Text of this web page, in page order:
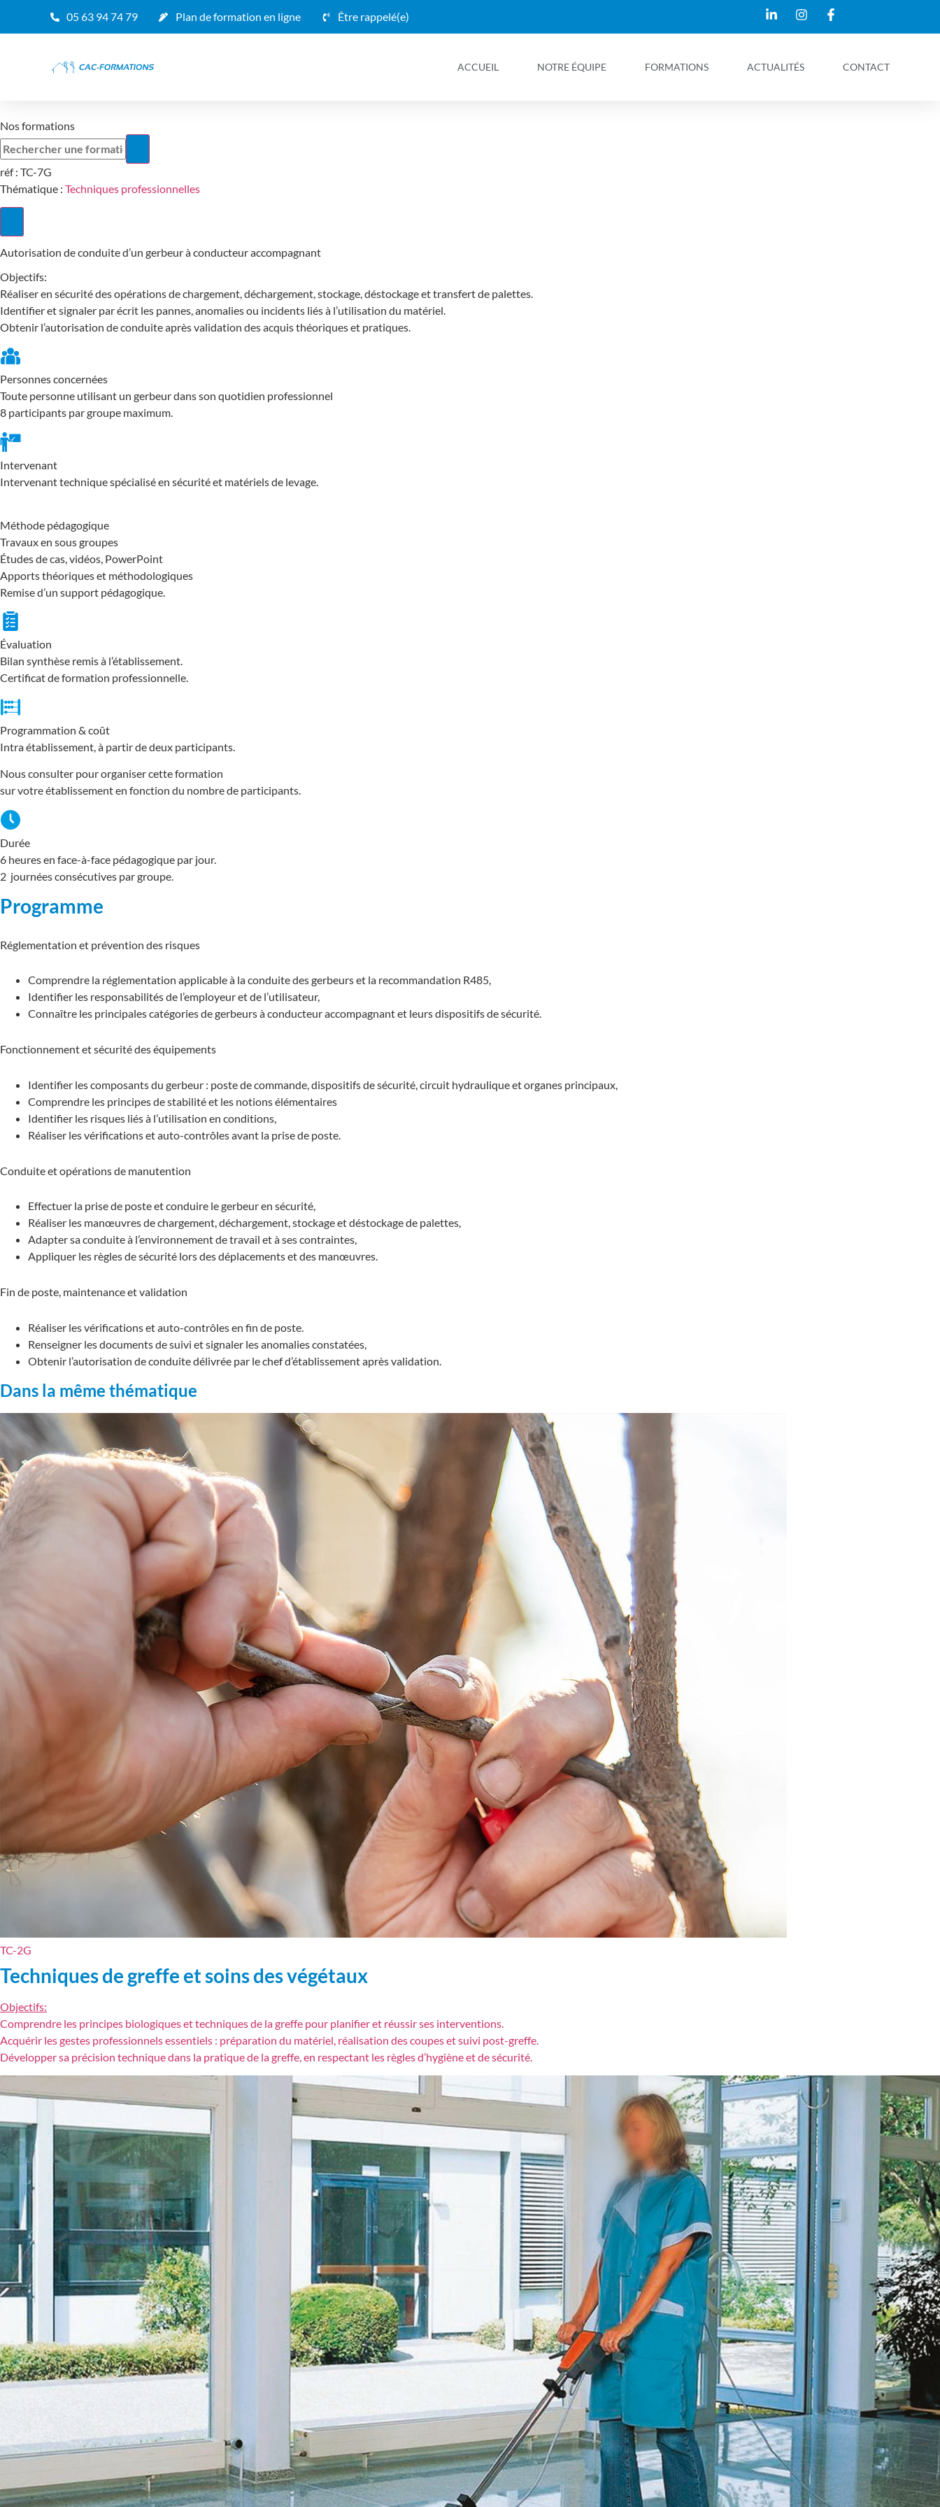
05 63 94 74 79 Plan de formation en ligne Être rappelé(e)
ACCUEIL NOTRE ÉQUIPE FORMATIONS ACTUALITÉS CONTACT
Nos formations
réf : TC-7G
Thématique : Techniques professionnelles
Autorisation de conduite d’un gerbeur à conducteur accompagnant
Objectifs:
Réaliser en sécurité des opérations de chargement, déchargement, stockage, déstockage et transfert de palettes.
Identifier et signaler par écrit les pannes, anomalies ou incidents liés à l’utilisation du matériel.
Obtenir l’autorisation de conduite après validation des acquis théoriques et pratiques.
Personnes concernées
Toute personne utilisant un gerbeur dans son quotidien professionnel
8 participants par groupe maximum.
Intervenant
Intervenant technique spécialisé en sécurité et matériels de levage.
Méthode pédagogique
Travaux en sous groupes
Études de cas, vidéos, PowerPoint
Apports théoriques et méthodologiques
Remise d’un support pédagogique.
Évaluation
Bilan synthèse remis à l’établissement.
Certificat de formation professionnelle.
Programmation & coût
Intra établissement, à partir de deux participants.
Nous consulter pour organiser cette formation
sur votre établissement en fonction du nombre de participants.
Durée
6 heures en face-à-face pédagogique par jour.
2 journées consécutives par groupe.
Programme
Réglementation et prévention des risques
Comprendre la réglementation applicable à la conduite des gerbeurs et la recommandation R485,
Identifier les responsabilités de l’employeur et de l’utilisateur,
Connaître les principales catégories de gerbeurs à conducteur accompagnant et leurs dispositifs de sécurité.
Fonctionnement et sécurité des équipements
Identifier les composants du gerbeur : poste de commande, dispositifs de sécurité, circuit hydraulique et organes principaux,
Comprendre les principes de stabilité et les notions élémentaires
Identifier les risques liés à l’utilisation en conditions,
Réaliser les vérifications et auto-contrôles avant la prise de poste.
Conduite et opérations de manutention
Effectuer la prise de poste et conduire le gerbeur en sécurité,
Réaliser les manœuvres de chargement, déchargement, stockage et déstockage de palettes,
Adapter sa conduite à l’environnement de travail et à ses contraintes,
Appliquer les règles de sécurité lors des déplacements et des manœuvres.
Fin de poste, maintenance et validation
Réaliser les vérifications et auto-contrôles en fin de poste.
Renseigner les documents de suivi et signaler les anomalies constatées,
Obtenir l’autorisation de conduite délivrée par le chef d’établissement après validation.
Dans la même thématique
TC-2G
Techniques de greffe et soins des végétaux
Objectifs:
Comprendre les principes biologiques et techniques de la greffe pour planifier et réussir ses interventions.
Acquérir les gestes professionnels essentiels : préparation du matériel, réalisation des coupes et suivi post-greffe.
Développer sa précision technique dans la pratique de la greffe, en respectant les règles d’hygiène et de sécurité.